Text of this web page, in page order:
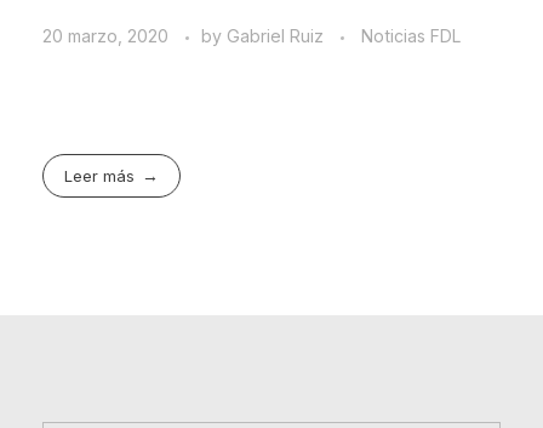
20 marzo, 2020 by Gabriel Ruiz Noticias FDL
Leer más